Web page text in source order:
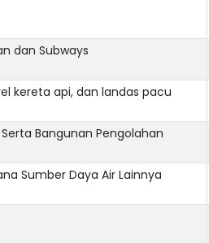
dan Subways
kereta api, dan landas pacu
Bangunan Pengolahan
Sumber Daya Air Lainnya